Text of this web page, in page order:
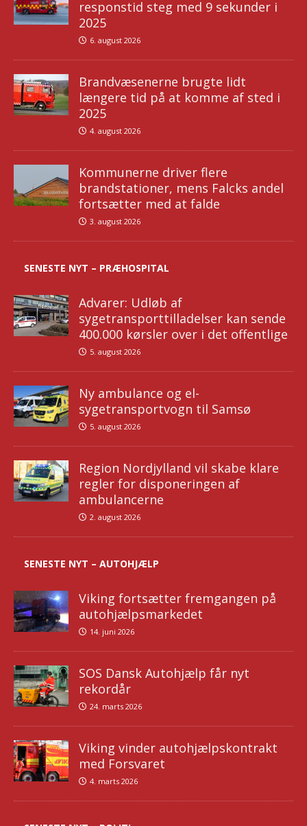
responstid steg med 9 sekunder i
2025
6. august 2026
Brandvæsenerne brugte lidt
længere tid på at komme af sted i
2025
4. august 2026
Kommunerne driver flere
brandstationer, mens Falcks andel
fortsætter med at falde
3. august 2026
SENESTE NYT – PRÆHOSPITAL
Advarer: Udløb af
sygetransporttilladelser kan sende
400.000 kørsler over i det offentlige
5. august 2026
Ny ambulance og el-
sygetransportvogn til Samsø
5. august 2026
Region Nordjylland vil skabe klare
regler for disponeringen af
ambulancerne
2. august 2026
SENESTE NYT – AUTOHJÆLP
Viking fortsætter fremgangen på
autohjælpsmarkedet
14. juni 2026
SOS Dansk Autohjælp får nyt
rekordår
24. marts 2026
Viking vinder autohjælpskontrakt
med Forsvaret
4. marts 2026